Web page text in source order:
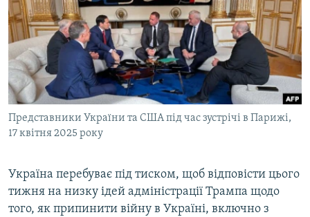
ВІДЕОУРОКИ «ELIFBE»
СВІДЧЕННЯ ОКУПАЦІЇ
УКРАЇНСЬКА ПРОБЛЕМА КРИМУ
ІНФОГРАФІКА
Русский
Qırımtatar
ДОЛУЧАЙСЯ!
Представники України та США під час зустрічі в Парижі,
17 квітня 2025 року
Україна перебуває під тиском, щоб відповісти цього
тижня на низку ідей адміністрації Трампа щодо
того, як припинити війну в Україні, включно з